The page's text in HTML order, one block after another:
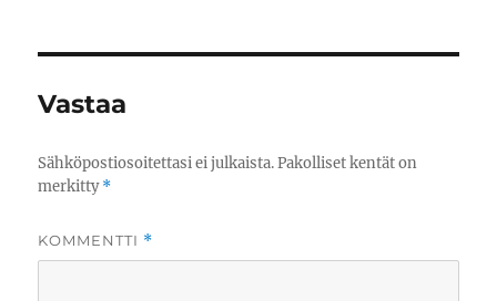
Vastaa
Sähköpostiosoitettasi ei julkaista. Pakolliset kentät on
merkitty*
KOMMENTTI *